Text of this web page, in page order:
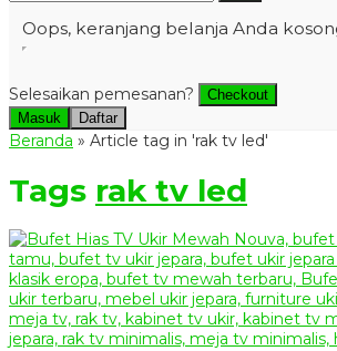
Oops, keranjang belanja Anda
Selesaikan pemesanan?
Checkout
Masuk
Daftar
Beranda » Article tag in 'rak tv led'
Tags rak tv led